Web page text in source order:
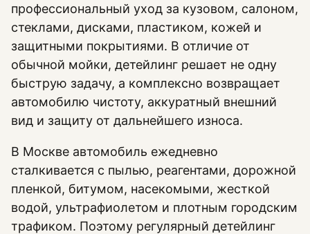
профессиональный уход за кузовом, салоном,
стеклами, дисками, пластиком, кожей и
защитными покрытиями. В отличие от
обычной мойки, детейлинг решает не одну
быструю задачу, а комплексно возвращает
автомобилю чистоту, аккуратный внешний
вид и защиту от дальнейшего износа.
В Москве автомобиль ежедневно
сталкивается с пылью, реагентами, дорожной
пленкой, битумом, насекомыми, жесткой
водой, ультрафиолетом и плотным городским
трафиком. Поэтому регулярный детейлинг